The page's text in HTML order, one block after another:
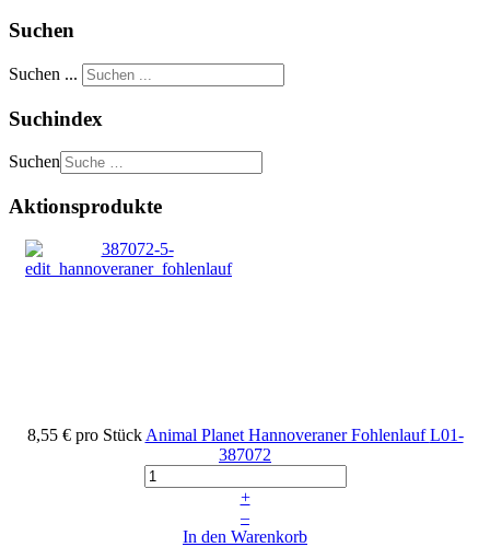
Suchen
Suchen ...
Suchindex
Suchen
Aktionsprodukte
8,55 € pro Stück Animal Planet Hannoveraner FohlenlaufL01-
387072
+
–
In den Warenkorb